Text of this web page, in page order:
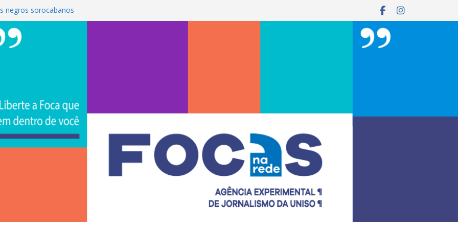
negros sorocabanos
é a terceira artista do #ConviteMPB do
Brasil 2026 promove integração, ciência e
na Uniso